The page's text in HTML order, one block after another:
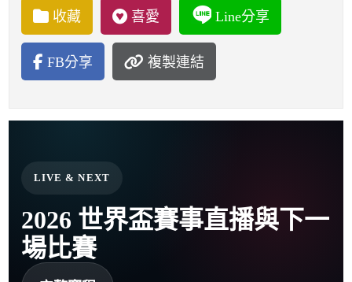
收藏 喜愛 Line分享
FB分享 複製連結
LIVE & NEXT
2026 世界盃賽事直播與下一
場比賽